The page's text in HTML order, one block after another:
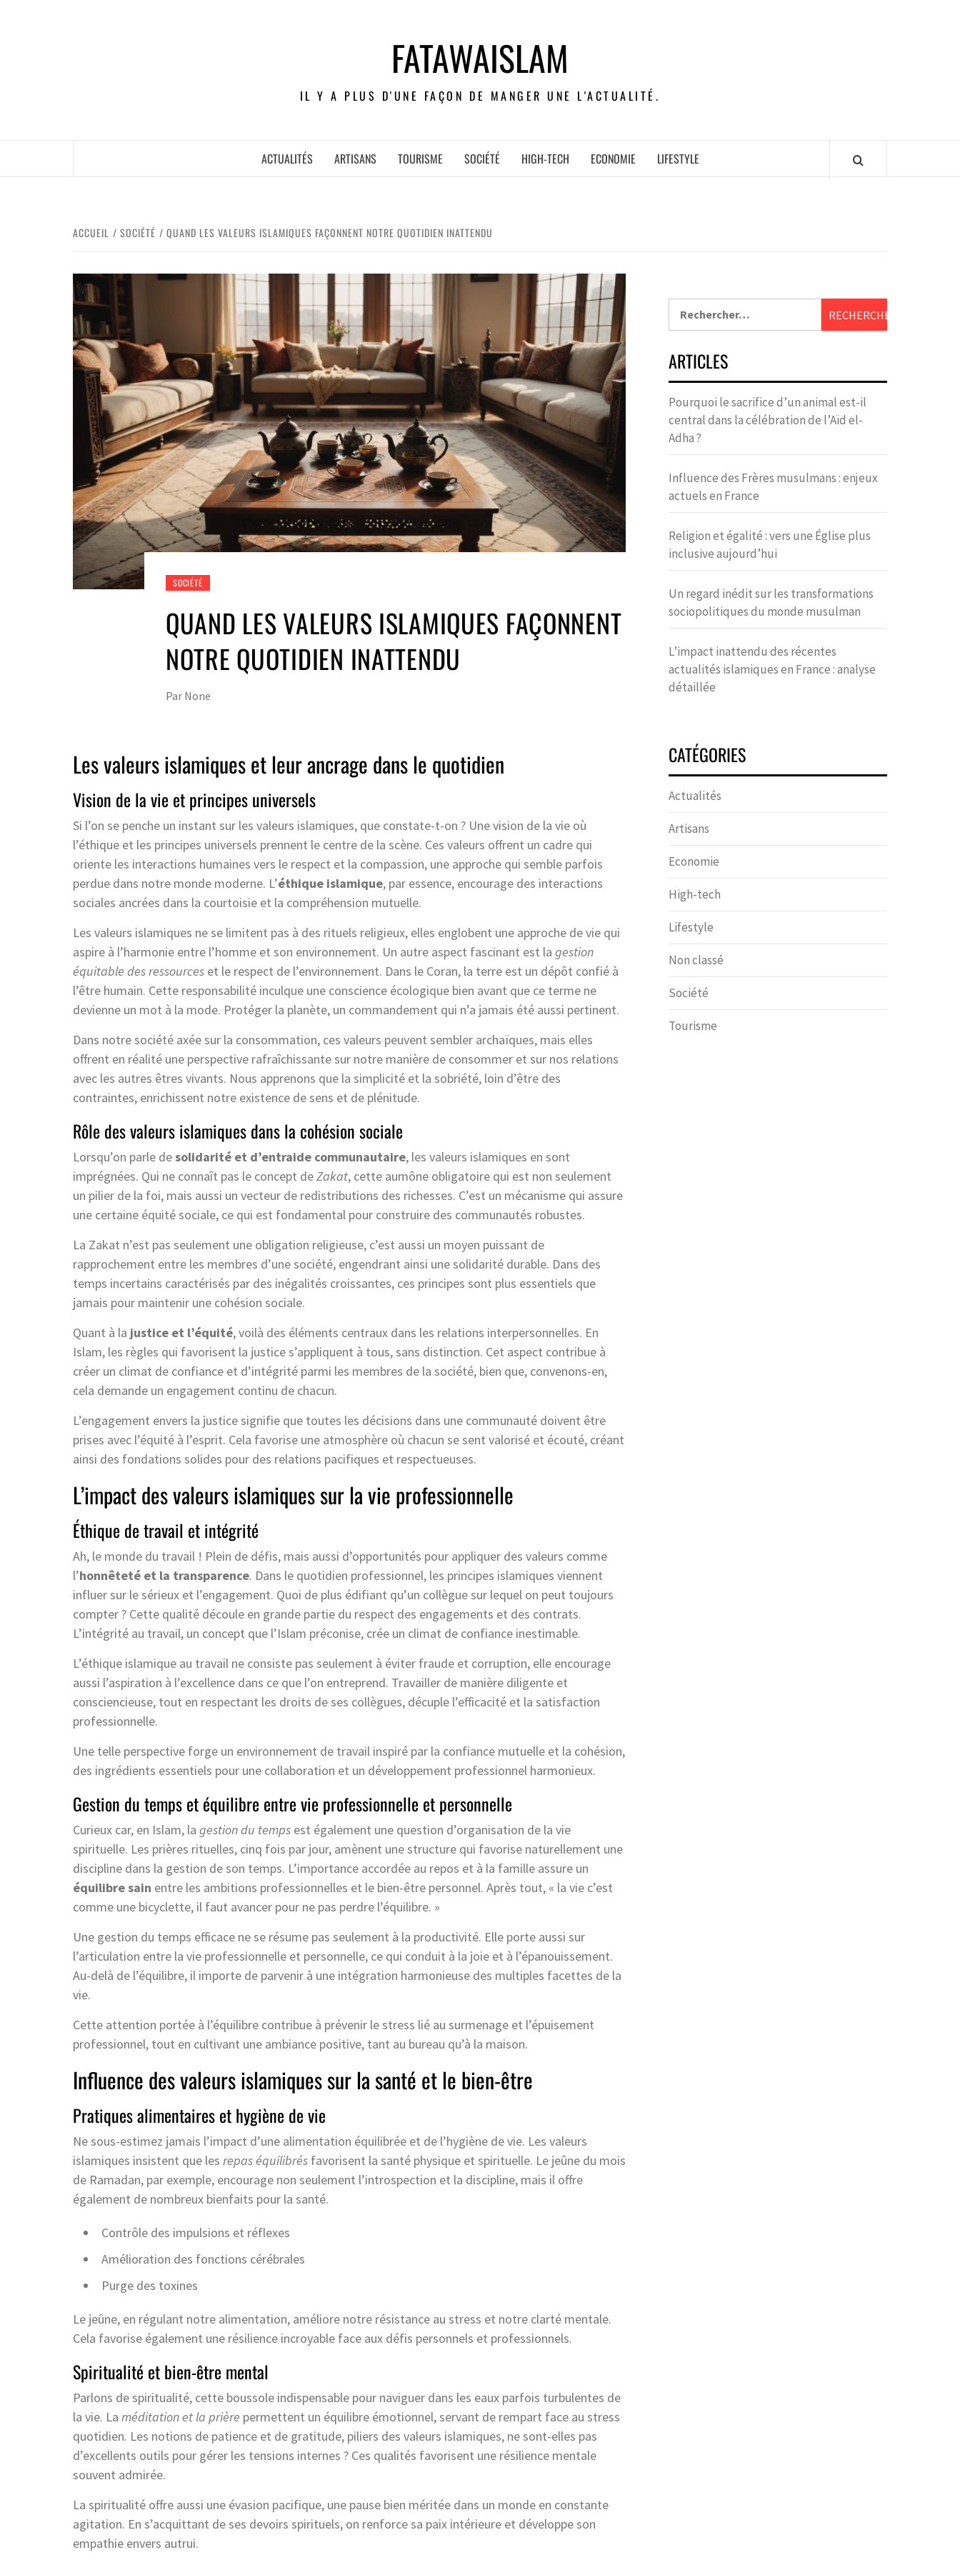
FATAWAISLAM
IL Y A PLUS D'UNE FAÇON DE MANGER UNE L'ACTUALITÉ.
ACTUALITÉS ARTISANS TOURISME SOCIÉTÉ HIGH-TECH ECONOMIE LIFESTYLE
ACCUEIL SOCIÉTÉ QUAND LES VALEURS ISLAMIQUES FAÇONNENT NOTRE QUOTIDIEN INATTENDU
SOCIÉTÉ
QUAND LES VALEURS ISLAMIQUES FAÇONNENT
NOTRE QUOTIDIEN INATTENDU
Par None
Les valeurs islamiques et leur ancrage dans le quotidien
Vision de la vie et principes universels
Si l’on se penche un instant sur les valeurs islamiques, que constate-t-on ? Une vision de la vie où
l’éthique et les principes universels prennent le centre de la scène. Ces valeurs offrent un cadre qui
oriente les interactions humaines vers le respect et la compassion, une approche qui semble parfois
perdue dans notre monde moderne. L’éthique islamique, par essence, encourage des interactions
sociales ancrées dans la courtoisie et la compréhension mutuelle.
Les valeurs islamiques ne se limitent pas à des rituels religieux, elles englobent une approche de vie qui
aspire à l’harmonie entre l’homme et son environnement. Un autre aspect fascinant est la gestion
équitable des ressources et le respect de l’environnement. Dans le Coran, la terre est un dépôt confié à
l’être humain. Cette responsabilité inculque une conscience écologique bien avant que ce terme ne
devienne un mot à la mode. Protéger la planète, un commandement qui n’a jamais été aussi pertinent.
Dans notre société axée sur la consommation, ces valeurs peuvent sembler archaïques, mais elles
offrent en réalité une perspective rafraîchissante sur notre manière de consommer et sur nos relations
avec les autres êtres vivants. Nous apprenons que la simplicité et la sobriété, loin d’être des
contraintes, enrichissent notre existence de sens et de plénitude.
Rôle des valeurs islamiques dans la cohésion sociale
Lorsqu’on parle desolidarité et d’entraide communautaire, les valeurs islamiques en sont
imprégnées. Qui ne connaît pas le concept deZakat, cette aumône obligatoire qui est non seulement
un pilier de la foi, mais aussi un vecteur de redistributions des richesses. C’est un mécanisme qui assure
une certaine équité sociale, ce qui est fondamental pour construire des communautés robustes.
La Zakat n’est pas seulement une obligation religieuse, c’est aussi un moyen puissant de
rapprochement entre les membres d’une société, engendrant ainsi une solidarité durable. Dans des
temps incertains caractérisés par des inégalités croissantes, ces principes sont plus essentiels que
jamais pour maintenir une cohésion sociale.
Quant à la justice et l’équité, voilà des éléments centraux dans les relations interpersonnelles. En
Islam, les règles qui favorisent la justice s’appliquent à tous, sans distinction. Cet aspect contribue à
créer un climat de confiance et d’intégrité parmi les membres de la société, bien que, convenons-en,
cela demande un engagement continu de chacun.
L’engagement envers la justice signifie que toutes les décisions dans une communauté doivent être
prises avec l’équité à l’esprit. Cela favorise une atmosphère où chacun se sent valorisé et écouté, créant
ainsi des fondations solides pour des relations pacifiques et respectueuses.
L’impact des valeurs islamiques sur la vie professionnelle
Éthique de travail et intégrité
Ah, le monde du travail ! Plein de défis, mais aussi d’opportunités pour appliquer des valeurs comme
l’honnêteté et la transparence. Dans le quotidien professionnel, les principes islamiques viennent
influer sur le sérieux et l’engagement. Quoi de plus édifiant qu’un collègue sur lequel on peut toujours
compter ? Cette qualité découle en grande partie du respect des engagements et des contrats.
L’intégrité au travail, un concept que l’Islam préconise, crée un climat de confiance inestimable.
L’éthique islamique au travail ne consiste pas seulement à éviter fraude et corruption, elle encourage
aussi l’aspiration à l’excellence dans ce que l’on entreprend. Travailler de manière diligente et
consciencieuse, tout en respectant les droits de ses collègues, décuple l’efficacité et la satisfaction
professionnelle.
Une telle perspective forge un environnement de travail inspiré par la confiance mutuelle et la cohésion,
des ingrédients essentiels pour une collaboration et un développement professionnel harmonieux.
Gestion du temps et équilibre entre vie professionnelle et personnelle
Curieux car, en Islam, la gestion du temps est également une question d’organisation de la vie
spirituelle. Les prières rituelles, cinq fois par jour, amènent une structure qui favorise naturellement une
discipline dans la gestion de son temps. L’importance accordée au repos et à la famille assure un
équilibre sain entre les ambitions professionnelles et le bien-être personnel. Après tout, « la vie c’est
comme une bicyclette, il faut avancer pour ne pas perdre l’équilibre. »
Une gestion du temps efficace ne se résume pas seulement à la productivité. Elle porte aussi sur
l’articulation entre la vie professionnelle et personnelle, ce qui conduit à la joie et à l’épanouissement.
Au-delà de l’équilibre, il importe de parvenir à une intégration harmonieuse des multiples facettes de la
vie.
Cette attention portée à l’équilibre contribue à prévenir le stress lié au surmenage et l’épuisement
professionnel, tout en cultivant une ambiance positive, tant au bureau qu’à la maison.
Influence des valeurs islamiques sur la santé et le bien-être
Pratiques alimentaires et hygiène de vie
Ne sous-estimez jamais l’impact d’une alimentation équilibrée et de l’hygiène de vie. Les valeurs
islamiques insistent que les repas équilibrés favorisent la santé physique et spirituelle. Le jeûne du mois
de Ramadan, par exemple, encourage non seulement l’introspection et la discipline, mais il offre
également de nombreux bienfaits pour la santé.
Contrôle des impulsions et réflexes
Amélioration des fonctions cérébrales
Purge des toxines
Le jeûne, en régulant notre alimentation, améliore notre résistance au stress et notre clarté mentale.
Cela favorise également une résilience incroyable face aux défis personnels et professionnels.
Spiritualité et bien-être mental
Parlons de spiritualité, cette boussole indispensable pour naviguer dans les eaux parfois turbulentes de
la vie. La méditation et la prière permettent un équilibre émotionnel, servant de rempart face au stress
quotidien. Les notions de patience et de gratitude, piliers des valeurs islamiques, ne sont-elles pas
d’excellents outils pour gérer les tensions internes ? Ces qualités favorisent une résilience mentale
souvent admirée.
La spiritualité offre aussi une évasion pacifique, une pause bien méritée dans un monde en constante
agitation. En s’acquittant de ses devoirs spirituels, on renforce sa paix intérieure et développe son
empathie envers autrui.
ARTICLES
Pourquoi le sacrifice d’un animal est-il
central dans la célébration de l’Aïd el-
Adha ?
Influence des Frères musulmans : enjeux
actuels en France
Religion et égalité : vers une Église plus
inclusive aujourd’hui
Un regard inédit sur les transformations
sociopolitiques du monde musulman
L’impact inattendu des récentes
actualités islamiques en France : analyse
détaillée
CATÉGORIES
Actualités
Artisans
Economie
High-tech
Lifestyle
Non classé
Société
Tourisme